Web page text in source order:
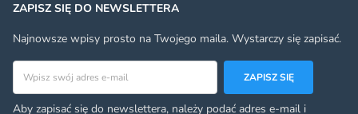
ZAPISZ SIĘ DO NEWSLETTERA
Najnowsze wpisy prosto na Twojego maila. Wystarczy się zapisać.
ZAPISZ SIĘ
Aby zapisać się do newslettera, należy podać adres e-mail i